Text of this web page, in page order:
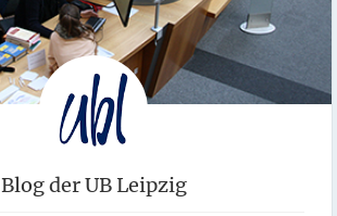
Blog der UB Leipzig